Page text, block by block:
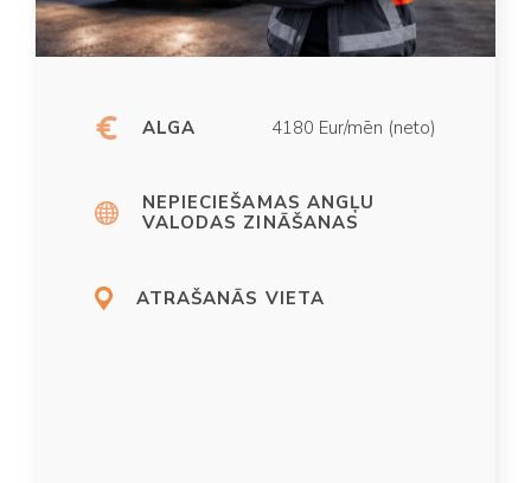
ALGA 4180 Eur/mēn (neto)
NEPIECIEŠAMAS ANGĻU
VALODAS ZINĀŠANAS
ATRAŠANĀS VIETA